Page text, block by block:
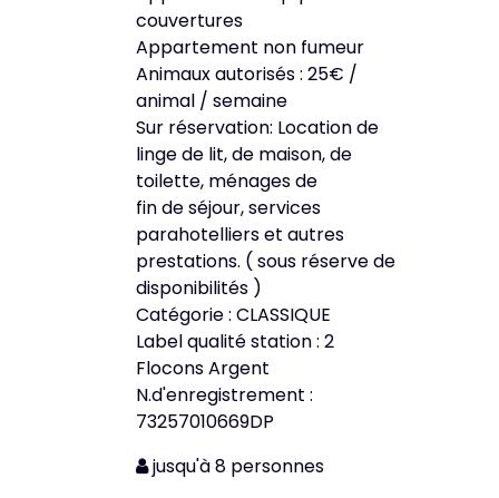
couvertures
Appartement non fumeur
Animaux autorisés : 25€ /
animal / semaine
Sur réservation: Location de
linge de lit, de maison, de
toilette, ménages de
fin de séjour, services
parahotelliers et autres
prestations. ( sous réserve de
disponibilités )
Catégorie : CLASSIQUE
Label qualité station : 2
Flocons Argent
N.d'enregistrement :
73257010669DP
jusqu'à 8 personnes